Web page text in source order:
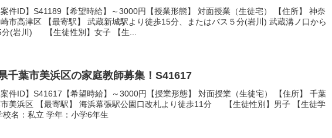
案件ID】S41189【希望時給】～3000円【授業形態】 対面授業（生徒宅） 【住所】 神奈
崎市高津区 【最寄駅】 武蔵新城駅より徒歩15分、またはバス５分(岩川) 武蔵溝ノ口から
分(岩川) 【生徒性別】女子 【生...
千葉市美浜区の家庭教師募集！S41617
案件ID】S41617【希望時給】～3000円【授業形態】 対面授業（生徒宅） 【住所】 千葉
市美浜区 【最寄駅】 海浜幕張駅公園口改札より徒歩11分 【生徒性別】男子 【生徒学
校名：私立 学年：小学6年生